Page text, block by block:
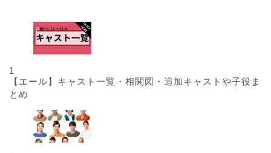
1
【エール】キャスト一覧・相関図・追加キャストや子役ま
とめ